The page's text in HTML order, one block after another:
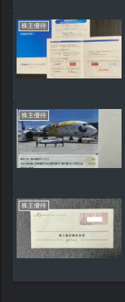
株主優待
株主優待
株主優待